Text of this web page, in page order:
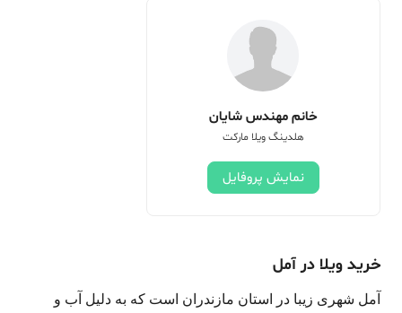
خانم مهندس شایان
هلدینگ ویلا مارکت
نمایش پروفایل
خرید ویلا در آمل
آمل شهری زیبا در استان مازندران است که به دلیل آب و